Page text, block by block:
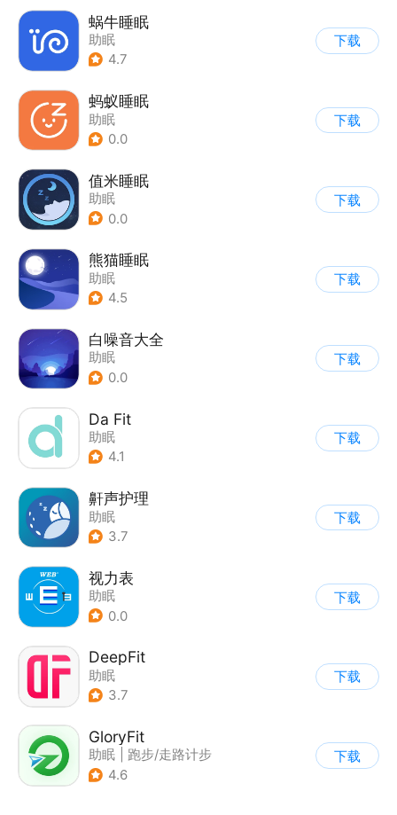
蜗牛睡眠
助眠
4.7
下载
蚂蚁睡眠
助眠
0.0
下载
值米睡眠
助眠
0.0
下载
熊猫睡眠
助眠
4.5
下载
白噪音大全
助眠
0.0
下载
Da Fit
助眠
4.1
下载
鼾声护理
助眠
3.7
下载
视力表
助眠
0.0
下载
DeepFit
助眠
3.7
下载
GloryFit
助眠
跑步/走路计步
4.6
下载